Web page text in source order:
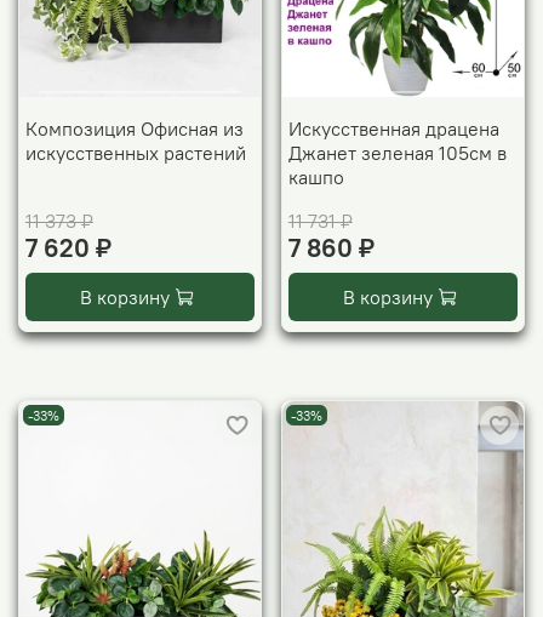
Композиция Офисная из
искусственных растений
11 373 ₽
7 620 ₽
В корзину
Искусственная драцена
Джанет зеленая 105см в
кашпо
11 731 ₽
7 860 ₽
В корзину
-33% -33%